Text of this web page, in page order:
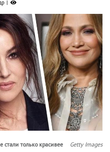
стали только красивее Getty Images